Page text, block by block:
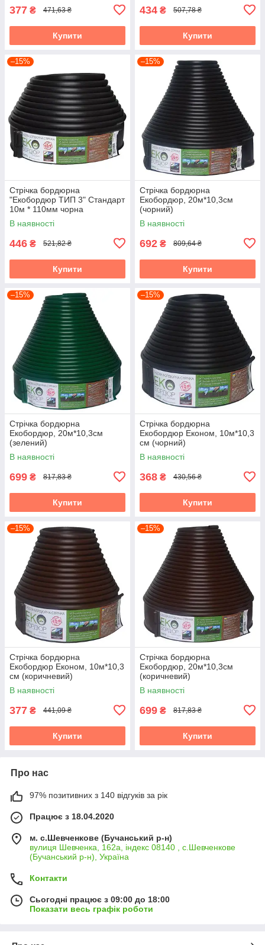
377 ₴ 471,63 ₴
Купити
434 ₴ 507,78 ₴
Купити
–15%
Стрічка бордюрна
"Екобордюр ТИП 3" Стандарт
10м * 110мм чорна
В наявності
446 ₴ 521,82 ₴
Купити
–15%
Стрічка бордюрна
Екобордюр, 20м*10,3см
(чорний)
В наявності
692 ₴ 809,64 ₴
Купити
–15%
Стрічка бордюрна
Екобордюр, 20м*10,3см
(зелений)
В наявності
699 ₴ 817,83 ₴
Купити
–15%
Стрічка бордюрна
Екобордюр Економ, 10м*10,3
см (чорний)
В наявності
368 ₴ 430,56 ₴
Купити
–15%
Стрічка бордюрна
Екобордюр Економ, 10м*10,3
см (коричневий)
В наявності
377 ₴ 441,09 ₴
Купити
–15%
Стрічка бордюрна
Екобордюр, 20м*10,3см
(коричневий)
В наявності
699 ₴ 817,83 ₴
Купити
Про нас
97% позитивних з 140 відгуків за рік
Працює з 18.04.2020
м. с.Шевченкове (Бучанський р-н)
вулиця Шевченка, 162а, індекс 08140 , с.Шевченкове
(Бучанський р-н), Україна
Контакти
Сьогодні працює з 09:00 до 18:00
Показати весь графік роботи